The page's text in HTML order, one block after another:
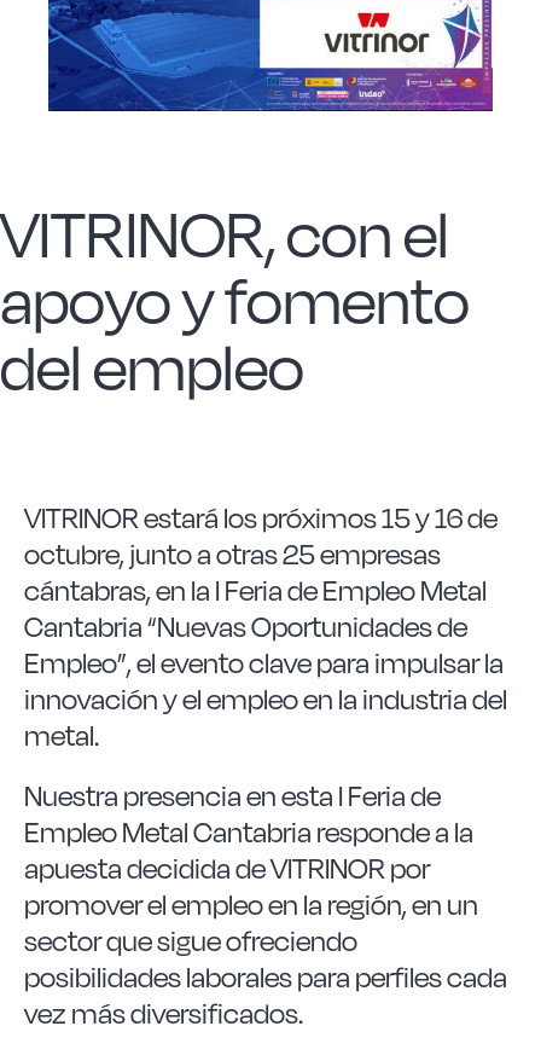
Acero forjado
Más Menaje
Sostenibles
Somos Cooperativa
Las Noticias
Instrucciones de seguridad
FAQ
Contacto
VITRINOR, con el
apoyo y fomento
del empleo
VITRINOR estará los próximos 15 y 16 de
octubre, junto a otras 25 empresas
cántabras, en la I Feria de Empleo Metal
Cantabria “Nuevas Oportunidades de
Empleo”, el evento clave para impulsar la
innovación y el empleo en la industria del
metal.
Nuestra presencia en esta I Feria de
Empleo Metal Cantabria responde a la
apuesta decidida de VITRINOR por
promover el empleo en la región, en un
sector que sigue ofreciendo
posibilidades laborales para perfiles cada
vez más diversificados.